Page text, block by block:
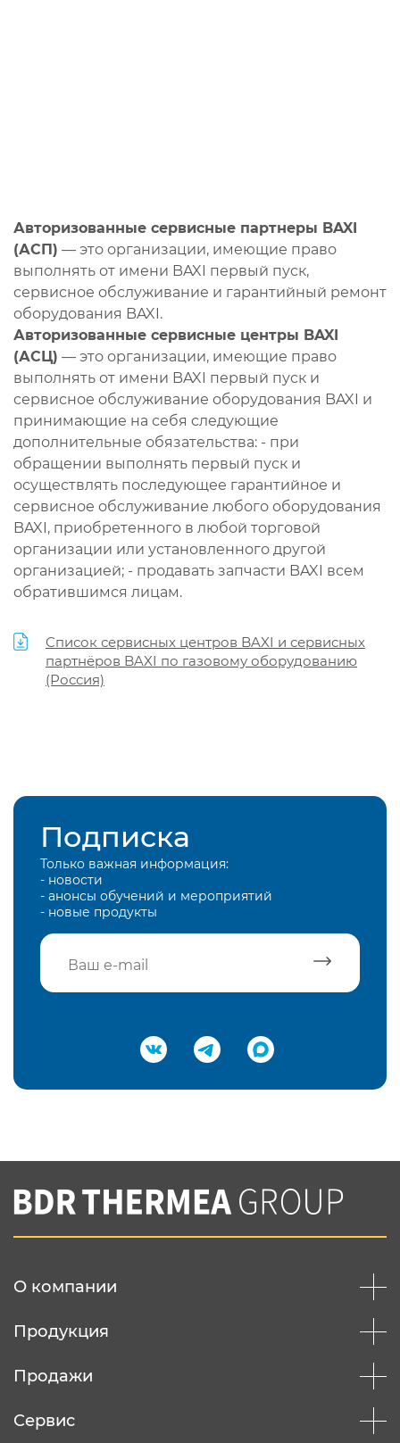
Авторизованные сервисные партнеры BAXI
(АСП) — это организации, имеющие право
выполнять от имени BAXI первый пуск,
сервисное обслуживание и гарантийный ремонт
оборудования BAXI.
Авторизованные сервисные центры BAXI
(АСЦ) — это организации, имеющие право
выполнять от имени BAXI первый пуск и
сервисное обслуживание оборудования BAXI и
принимающие на себя следующие
дополнительные обязательства: - при
обращении выполнять первый пуск и
осуществлять последующее гарантийное и
сервисное обслуживание любого оборудования
BAXI, приобретенного в любой торговой
организации или установленного другой
организацией; - продавать запчасти BAXI всем
обратившимся лицам.
Список сервисных центров BAXI и сервисных
партнёров BAXI по газовому оборудованию
(Россия)
Подписка
Только важная информация:
- новости
- анонсы обучений и мероприятий
- новые продукты
Подтвердить e-mail
Вы соглашаетесь с нашей политикой
конфеденциальности
О компании
Продукция
Продажи
Сервис